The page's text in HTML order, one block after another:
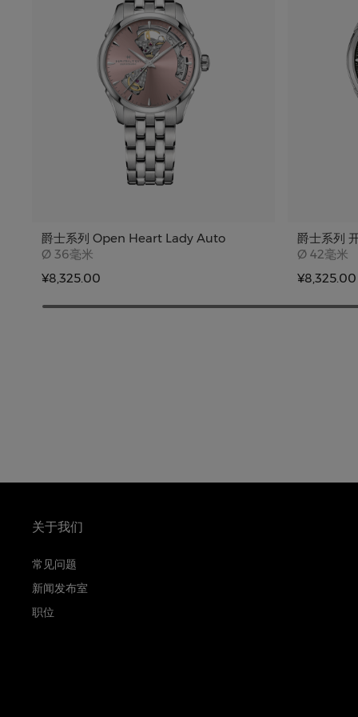
爵士系列 Open Heart Lady Auto
Ø Case size
36毫米
¥8,325.00
爵士系列
Ø Case
42毫米
¥8,325.00
关于我们
常见问题
新闻发布室
职位